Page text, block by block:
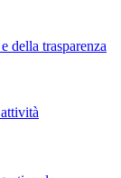
della trasparenza